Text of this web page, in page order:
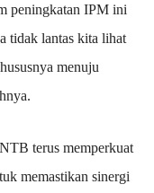
peningkatan IPM ini
tidak lantas kita lihat
menuju
terus memperkuat
memastikan sinergi